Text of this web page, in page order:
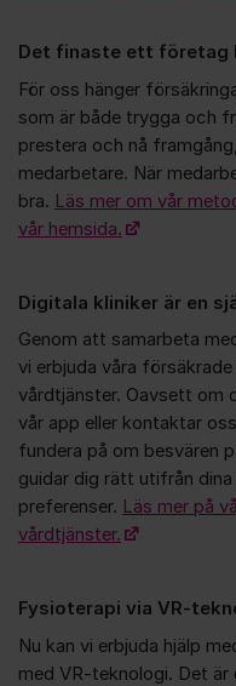
Det finaste ett företag
För oss hänger
som är både trygga och
prestera och nå
medarbetare. När
bra. Läs mer om vår
vår hemsida.
Digitala kliniker är en
Genom att samarbeta
vi erbjuda våra
vårdtjänster. Oavsett om
vår app eller kontaktar
fundera på om besvären
guidar dig rätt utifrån
preferenser. Läs mer på
vårdtjänster.
Fysioterapi via VR-
Nu kan vi erbjuda hjälp
med VR-teknologi. Det